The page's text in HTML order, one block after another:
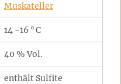
Muskateller
14 -16 ° C
40 % Vol.
enthält Sulfite